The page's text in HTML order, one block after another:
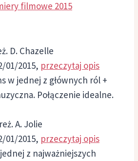
D. Chazelle
01/2015, przeczytaj opis
w jednej z głównych ról +
Połączenie idealne.
A. Jolie
01/2015, przeczytaj opis
z najważniejszych